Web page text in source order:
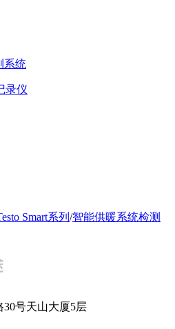
系统
录仪
Smart系列 /智能供暖系统检测
号天山大厦5层